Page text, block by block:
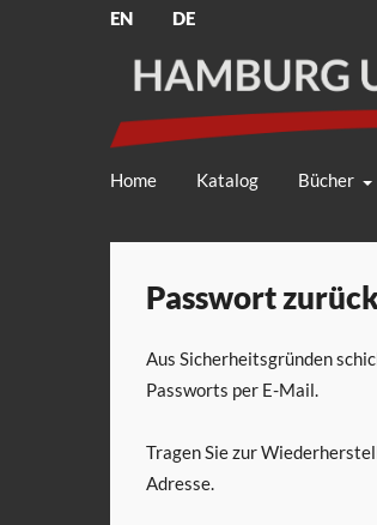
Home Katalog Bücher
EN DE
Passwort
Aus Sicherheitsgründen
Passworts per E-Mail.
Tragen Sie zur
Adresse.